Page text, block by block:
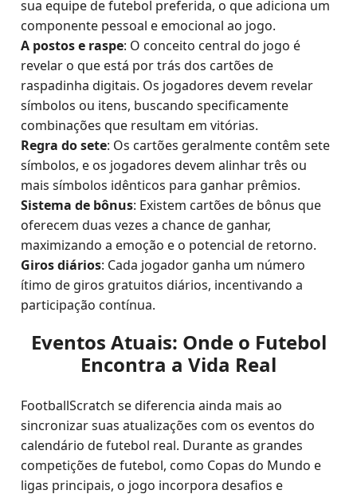
sua equipe de futebol preferida, o que adiciona um
componente pessoal e emocional ao jogo.
A postos e raspe: O conceito central do jogo é
revelar o que está por trás dos cartões de
raspadinha digitais. Os jogadores devem revelar
símbolos ou itens, buscando specificamente
combinações que resultam em vitórias.
Regra do sete: Os cartões geralmente contêm sete
símbolos, e os jogadores devem alinhar três ou
mais símbolos idênticos para ganhar prêmios.
Sistema de bônus: Existem cartões de bônus que
oferecem duas vezes a chance de ganhar,
maximizando a emoção e o potencial de retorno.
Giros diários: Cada jogador ganha um número
ítimo de giros gratuitos diários, incentivando a
participação contínua.
Eventos Atuais: Onde o Futebol
Encontra a Vida Real
FootballScratch se diferencia ainda mais ao
sincronizar suas atualizações com os eventos do
calendário de futebol real. Durante as grandes
competições de futebol, como Copas do Mundo e
ligas principais, o jogo incorpora desafios e